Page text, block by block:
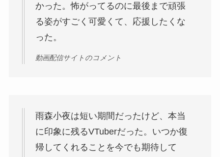
かった。怖がってるのに最後まで頑張
る姿がすごく可愛くて、応援したくな
った。
動画配信サイトのコメント
雨森小夜は短い期間だったけど、本当
に印象に残るVTuberだった。いつか復
帰してくれることを今でも期待して